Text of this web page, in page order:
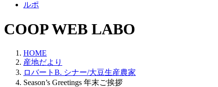
ルポ
COOP WEB LABO
HOME
産地だより
ロバートB. シナー/大豆生産農家
Season’s Greetings 年末ご挨拶